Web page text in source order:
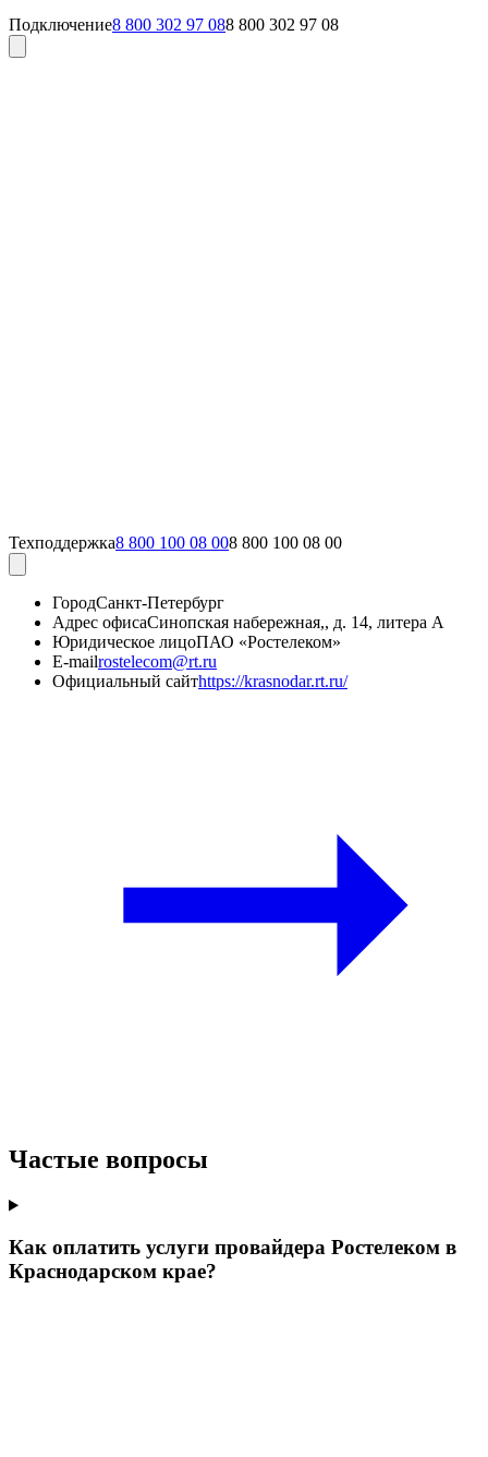
Подключение8 800 302 97 088 800 302 97 08
Техподдержка8 800 100 08 008 800 100 08 00
ГородСанкт-Петербург
Адрес офисаСинопская набережная,, д. 14, литера А
Юридическое лицоПАО «Ростелеком»
E-mailrostelecom@rt.ru
Официальный сайтhttps://krasnodar.rt.ru/
Частые вопросы
Как оплатить услуги провайдера Ростелеком в
Краснодарском крае?